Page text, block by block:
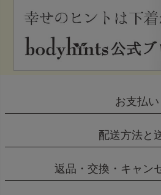
お支払い
配送方法と
返品・交換・キャン